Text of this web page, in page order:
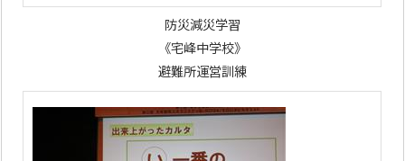
防災減災学習
《宅峰中学校》
避難所運営訓練